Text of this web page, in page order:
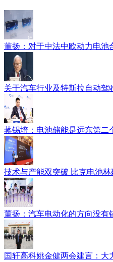
董扬：对于中法中欧动力电池
关于汽车行业及特斯拉自动驾
蒋锡培：电池储能是远东第二
技术与产能双突破 比克电池
董扬：汽车电动化的方向没有
国轩高科姚金健两会建言：